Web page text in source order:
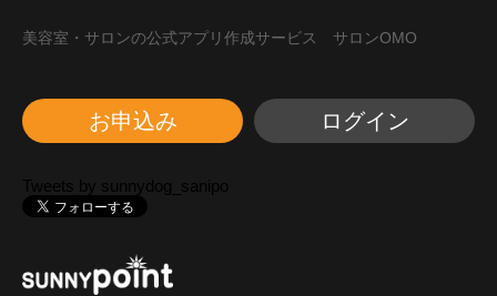
美容室・サロンの公式アプリ作成サービス サロンOMO
お申込み ログイン
Tweets by sunnydog_sanipo